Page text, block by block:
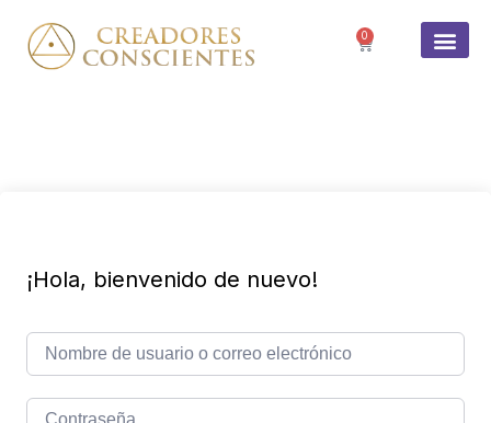
0
¡Hola, bienvenido de nuevo!